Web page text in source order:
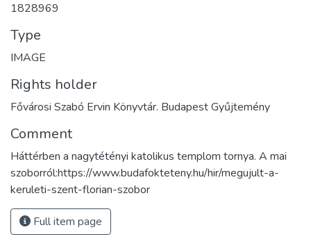
1828969
Type
IMAGE
Rights holder
Fővárosi Szabó Ervin Könyvtár. Budapest Gyűjtemény
Comment
Háttérben a nagytétényi katolikus templom tornya. A mai
szoborról:https://www.budafokteteny.hu/hir/megujult-a-
keruleti-szent-florian-szobor
Full item page